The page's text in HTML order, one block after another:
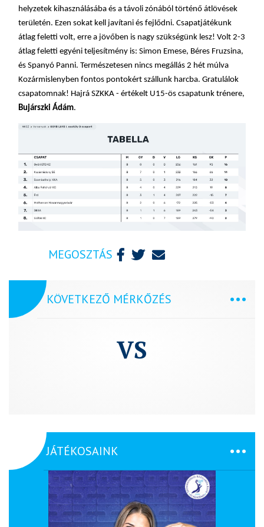
helyzetek kihasználásába és a távoli zónából történő átlövések
területén. Ezen sokat kell javítani és fejlődni. Csapatjátékunk
átlag feletti volt, erre a jövőben is nagy szükségünk lesz! Volt 2-3
átlag feletti egyéni teljesítmény is: Simon Emese, Béres Fruzsina,
és Spanyó Panni. Természetesen nincs megállás 2 hét múlva
Kozármislenyben fontos pontokért szállunk harcba. Gratulálok
csapatomnak! Hajrá SZKKA - értékelt U15-ös csapatunk trénere,
Bujárszki Ádám.
MEGOSZTÁS
KÖVETKEZŐ MÉRKŐZÉS
VS
JÁTÉKOSAINK